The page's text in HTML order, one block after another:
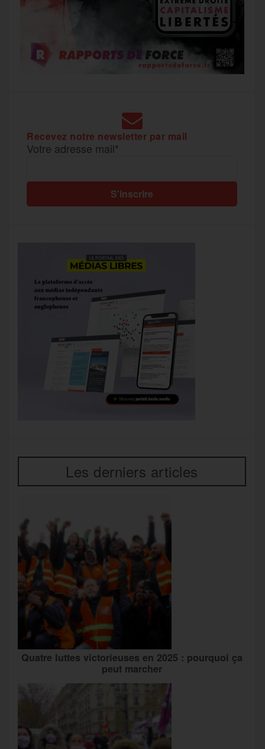
Recevez notre newsletter par mail
Votre adresse mail*
Les derniers articles
Quatre luttes victorieuses en 2025 : pourquoi ça
peut marcher